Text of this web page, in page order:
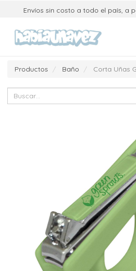
Envíos sin costo a todo el país, a
Productos Baño Corta Uñas